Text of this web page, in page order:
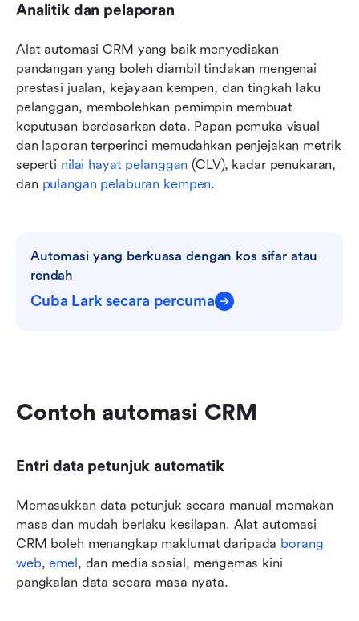
Analitik dan pelaporan
Alat automasi CRM yang baik menyediakan
pandangan yang boleh diambil tindakan mengenai
prestasi jualan, kejayaan kempen, dan tingkah laku
pelanggan, membolehkan pemimpin membuat
keputusan berdasarkan data. Papan pemuka visual
dan laporan terperinci memudahkan penjejakan metrik
seperti nilai hayat pelanggan (CLV), kadar penukaran,
dan pulangan pelaburan kempen.
Automasi yang berkuasa dengan kos sifar atau
rendah
Cuba Lark secara percuma
Contoh automasi CRM
Entri data petunjuk automatik
Memasukkan data petunjuk secara manual memakan
masa dan mudah berlaku kesilapan. Alat automasi
CRM boleh menangkap maklumat daripada borang
web, emel, dan media sosial, mengemas kini
pangkalan data secara masa nyata.